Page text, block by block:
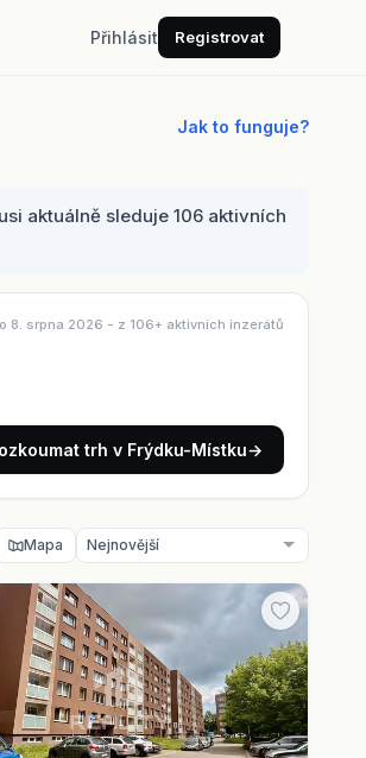
Přihlásit Registrovat
Jak to funguje?
aktuálně sleduje 106 aktivních
8. srpna 2026 - z 106+ aktivních inzerátů
trh v Frýdku-Místku→
Mapa